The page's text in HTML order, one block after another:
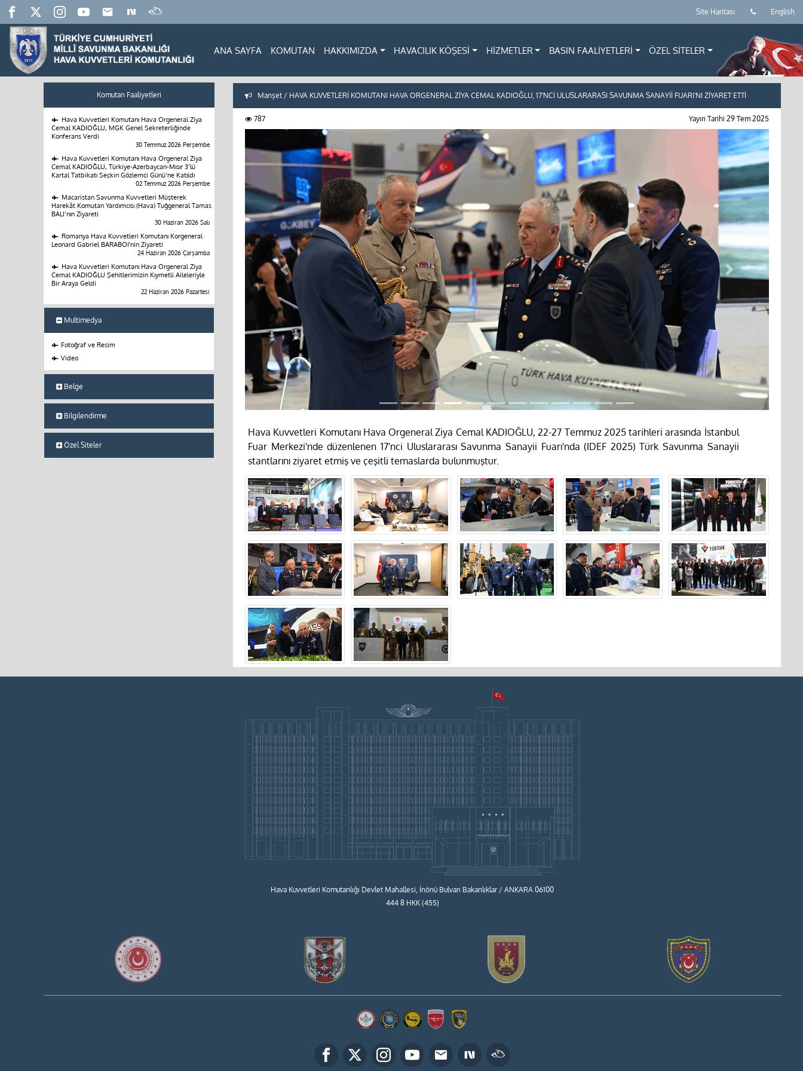
Site Haritası English
ANA SAYFA KOMUTAN HAKKIMIZDA HAVACILIK KÖŞESİ HİZMETLER BASIN FAALİYETLERİ ÖZEL SİTELER
Manşet / HAVA KUVVETLERİ KOMUTANI HAVA ORGENERAL ZİYA CEMAL KADIOĞLU, 17'NCİ ULUSLARARASI SAVUNMA SANAYİİ FUARI'NI ZİYARET ETTİ
787 Yayın Tarihi 29 Tem 2025
Previous Next
Hava Kuvvetleri Komutanı Hava Orgeneral Ziya Cemal KADIOĞLU, 22-27 Temmuz 2025 tarihleri arasında İstanbul
Fuar Merkezi'nde düzenlenen 17'nci Uluslararası Savunma Sanayii Fuarı'nda (IDEF 2025) Türk Savunma Sanayii
stantlarını ziyaret etmiş ve çeşitli temaslarda bulunmuştur.
Komutan Faaliyetleri
Hava Kuvvetleri Komutanı Hava Orgeneral Ziya
Cemal KADIOĞLU, MGK Genel Sekreterliğinde
Konferans Verdi
30 Temmuz 2026 Perşembe
Hava Kuvvetleri Komutanı Hava Orgeneral Ziya
Cemal KADIOĞLU, Türkiye-Azerbaycan-Mısır 3’lü
Kartal Tatbikatı Seçkin Gözlemci Günü’ne Katıldı
02 Temmuz 2026 Perşembe
Macaristan Savunma Kuvvetleri Müşterek
Harekât Komutan Yardımcısı (Hava) Tuğgeneral Tamas
BALI’nın Ziyareti
30 Haziran 2026 Salı
Romanya Hava Kuvvetleri Komutanı Korgeneral
Leonard Gabriel BARABOI'nin Ziyareti
24 Haziran 2026 Çarşamba
Hava Kuvvetleri Komutanı Hava Orgeneral Ziya
Cemal KADIOĞLU Şehitlerimizin Kıymetli Aileleriyle
Bir Araya Geldi
22 Haziran 2026 Pazartesi
Multimedya
Fotoğraf ve Resim
Video
Belge
Bilgilendirme
Özel Siteler
Hava Kuvvetleri Komutanlığı Devlet Mahallesi, İnönü Bulvarı Bakanlıklar / ANKARA 06100
444 8 HKK (455)